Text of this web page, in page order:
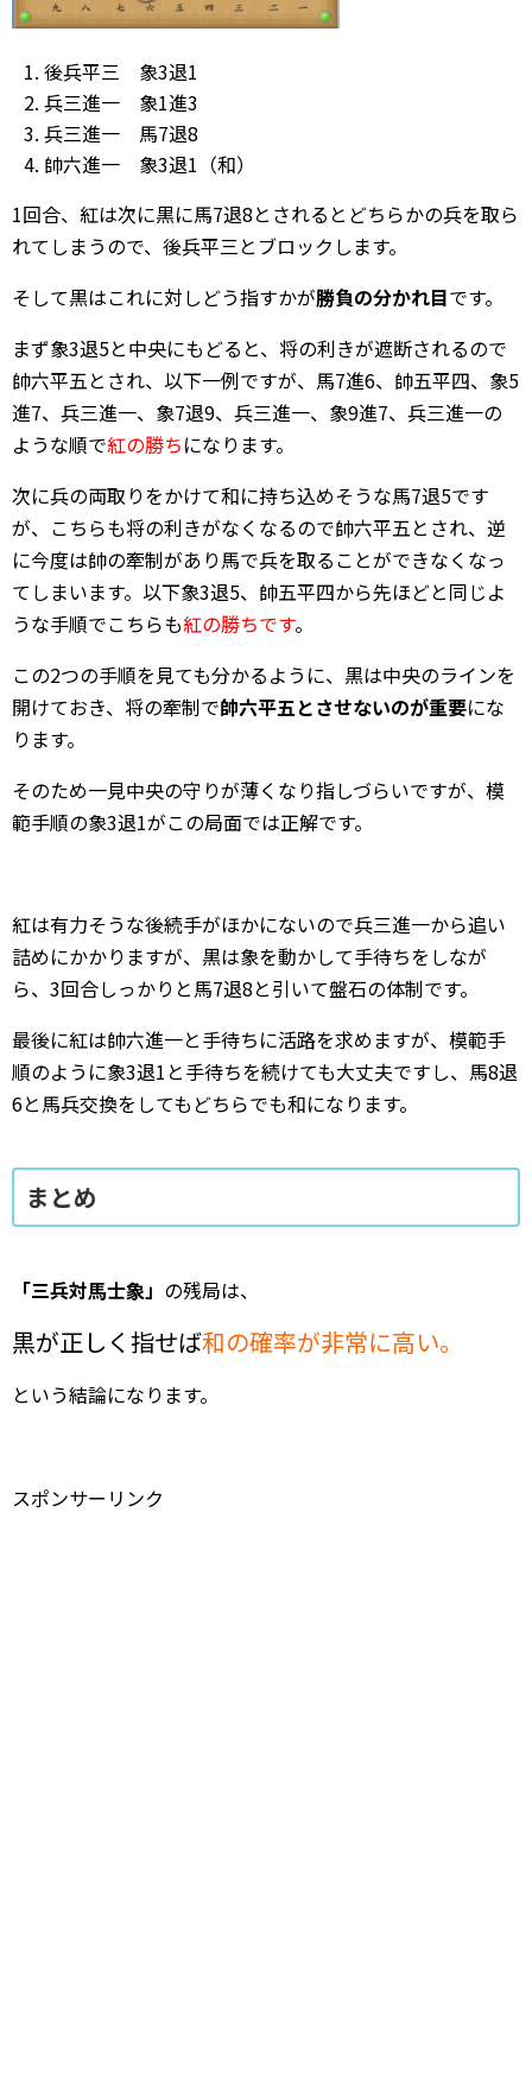
後兵平三 象3退1
兵三進一 象1進3
兵三進一 馬7退8
帥六進一 象3退1（和）
1回合、紅は次に黒に馬7退8とされるとどちらかの兵を取ら
れてしまうので、後兵平三とブロックします。
そして黒はこれに対しどう指すかが勝負の分かれ目です。
まず象3退5と中央にもどると、将の利きが遮断されるので
帥六平五とされ、以下一例ですが、馬7進6、帥五平四、象5
進7、兵三進一、象7退9、兵三進一、象9進7、兵三進一の
ような順で紅の勝ちになります。
次に兵の両取りをかけて和に持ち込めそうな馬7退5です
が、こちらも将の利きがなくなるので帥六平五とされ、逆
に今度は帥の牽制があり馬で兵を取ることができなくなっ
てしまいます。以下象3退5、帥五平四から先ほどと同じよ
うな手順でこちらも紅の勝ちです。
この2つの手順を見ても分かるように、黒は中央のラインを
開けておき、将の牽制で帥六平五とさせないのが重要にな
ります。
そのため一見中央の守りが薄くなり指しづらいですが、模
範手順の象3退1がこの局面では正解です。
紅は有力そうな後続手がほかにないので兵三進一から追い
詰めにかかりますが、黒は象を動かして手待ちをしなが
ら、3回合しっかりと馬7退8と引いて盤石の体制です。
最後に紅は帥六進一と手待ちに活路を求めますが、模範手
順のように象3退1と手待ちを続けても大丈夫ですし、馬8退
6と馬兵交換をしてもどちらでも和になります。
まとめ
「三兵対馬士象」 の残局は、
黒が正しく指せば和の確率が非常に高い。
という結論になります。
スポンサーリンク